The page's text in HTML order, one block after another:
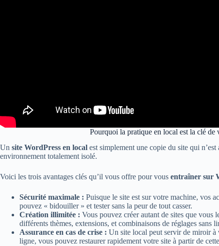
Pourquoi la pratique en local est la clé de
Un site WordPress en local est simplement une copie du site qui
environnement totalement isolé.
Voici les trois avantages clés qu’il vous offre pour vous entraîner sur
Sécurité maximale : Puisque le site est sur votre machine, vos
pouvez « bidouiller » et tester sans la peur de tout casser.
Création illimitée : Vous pouvez créer autant de sites que vous
différents thèmes, extensions, et combinaisons de réglages sans
Assurance en cas de crise : Un site local peut servir de miroir
ligne, vous pouvez restaurer rapidement votre site à partir de